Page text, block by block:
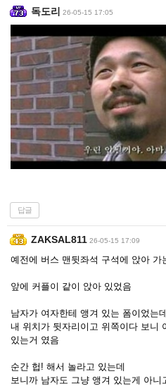
독도리 26-05-15 17:05
답글
ZAKSAL811 26-05-15 17:09
예전에 버스 맨뒷좌석 구석에 앉아 가
앞에 커플이 같이 앉아 있었음
남자가 여자한테 앵겨 있는 폼이었는데,
내 위치가 뒷자리이고 위쪽이다 보니
있는거 였음
순간 헙! 해서 놀라고 있는데
보니까 남자도 그냥 앵겨 있는게 아